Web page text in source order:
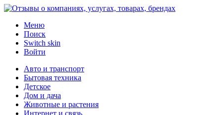
Меню
Поиск
Switch skin
Войти
Авто и транспорт
Бытовая техника
Детское
Дом и дача
Животные и растения
Интернет и связь